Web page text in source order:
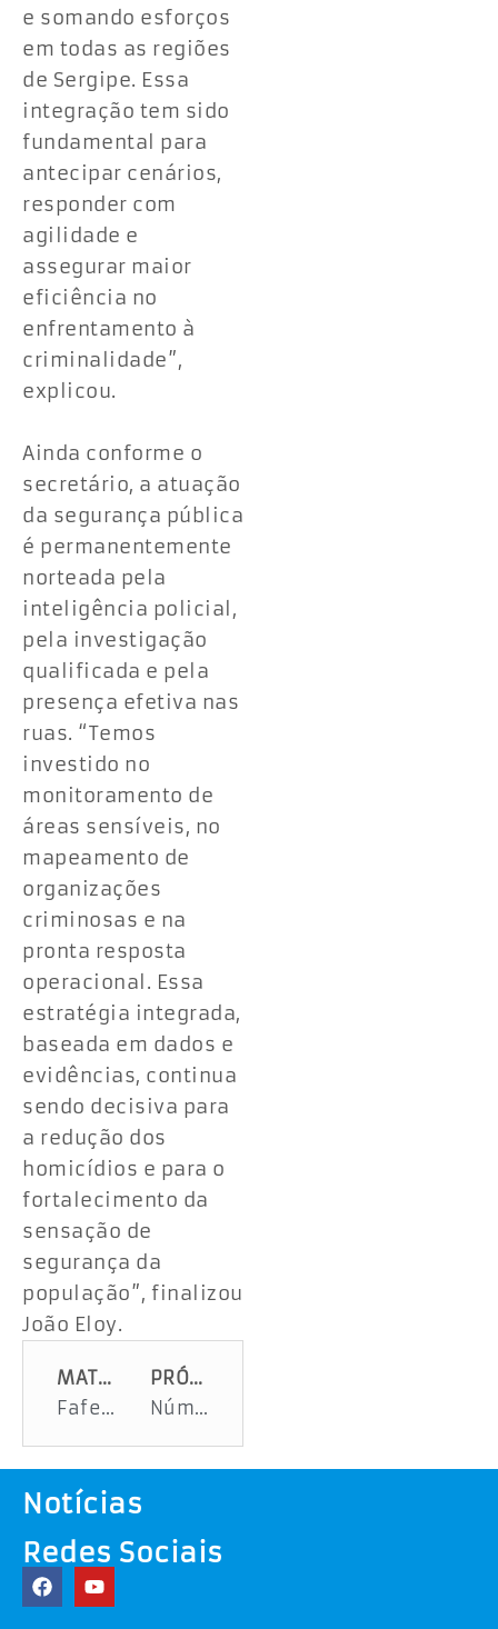
e somando esforços
em todas as regiões
de Sergipe. Essa
integração tem sido
fundamental para
antecipar cenários,
responder com
agilidade e
assegurar maior
eficiência no
enfrentamento à
criminalidade”,
explicou.
Ainda conforme o
secretário, a atuação
da segurança pública
é permanentemente
norteada pela
inteligência policial,
pela investigação
qualificada e pela
presença efetiva nas
ruas. “Temos
investido no
monitoramento de
áreas sensíveis, no
mapeamento de
organizações
criminosas e na
pronta resposta
operacional. Essa
estratégia integrada,
baseada em dados e
evidências, continua
sendo decisiva para
a redução dos
homicídios e para o
fortalecimento da
sensação de
segurança da
população”, finalizou
João Eloy.
MATÉRIA ANTERIOR
Fafen Sergipe inicia contratações para retomada das operações em 2026
PRÓXIMA MATÉRIA
Número de sergipanos com carteira assinada supera beneficiários do Bolsa Família
Notícias
Redes Sociais